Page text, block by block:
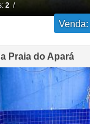
2/
Venda:
Praia do Apará